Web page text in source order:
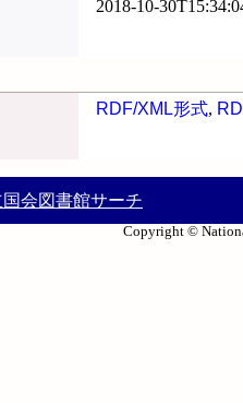
2018-10-
RDF/XML形式,
国会図書館サーチ
Copyright ©